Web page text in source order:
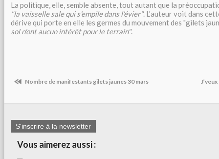
La politique, elle, semble absente, tout autant que la
"la vaisselle sale qui s'empile dans l'évier". L'auteur voit dans
dérive qui porte en elle les germes du mouvement des "gilets
sol n'ont aucun intérêt pour le terrain".
Nombre de manifestants gilets jaunes 30 mars
S'inscrire à la newsletter
Vous aimerez aussi :